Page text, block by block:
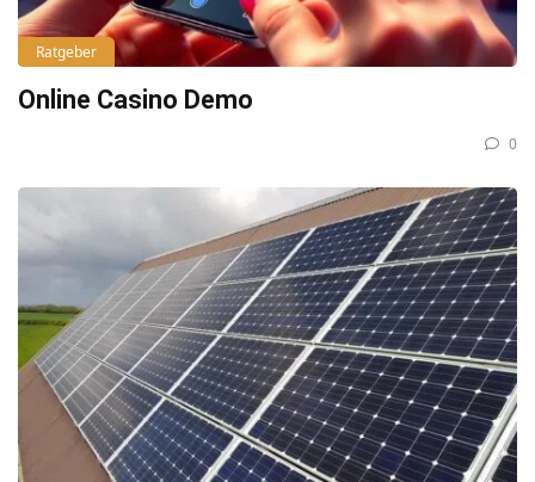
Ratgeber
Online Casino Demo
0